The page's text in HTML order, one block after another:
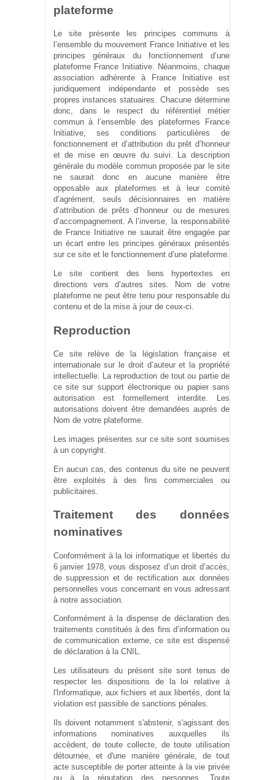
plateforme
Le site présente les principes communs à
l’ensemble du mouvement France Initiative et les
principes généraux du fonctionnement d’une
plateforme France Initiative. Néanmoins, chaque
association adhérente à France Initiative est
juridiquement indépendante et possède ses
propres instances statuaires. Chacune détermine
donc, dans le respect du référentiel métier
commun à l’ensemble des plateformes France
Initiative, ses conditions particulières de
fonctionnement et d’attribution du prêt d’honneur
et de mise en œuvre du suivi. La description
générale du modèle commun proposée par le site
ne saurait donc en aucune manière être
opposable aux plateformes et à leur comité
d’agrément, seuls décisionnaires en matière
d’attribution de prêts d’honneur ou de mesures
d’accompagnement. A l’inverse, la responsabilité
de France Initiative ne saurait être engagée par
un écart entre les principes généraux présentés
sur ce site et le fonctionnement d’une plateforme.
Le site contient des liens hypertextes en
directions vers d’autres sites. Nom de votre
plateforme ne peut être tenu pour responsable du
contenu et de la mise à jour de ceux-ci.
Reproduction
Ce site relève de la législation française et
internationale sur le droit d’auteur et la propriété
intellectuelle. La reproduction de tout ou partie de
ce site sur support électronique ou papier sans
autorisation est formellement interdite. Les
autorisations doivent être demandées auprès de
Nom de votre plateforme.
Les images présentes sur ce site sont soumises
à un copyright.
En aucun cas, des contenus du site ne peuvent
être exploités à des fins commerciales ou
publicitaires.
Traitement des données
nominatives
Conformément à la loi informatique et libertés du
6 janvier 1978, vous disposez d’un droit d’accès,
de suppression et de rectification aux données
personnelles vous concernant en vous adressant
à notre association.
Conformément à la dispense de déclaration des
traitements constitués à des fins d’information ou
de communication externe, ce site est dispensé
de déclaration à la CNIL.
Les utilisateurs du présent site sont tenus de
respecter les dispositions de la loi relative à
l'Informatique, aux fichiers et aux libertés, dont la
violation est passible de sanctions pénales.
Ils doivent notamment s'abstenir, s'agissant des
informations nominatives auxquelles ils
accèdent, de toute collecte, de toute utilisation
détournée, et d'une manière générale, de tout
acte susceptible de porter atteinte à la vie privée
ou à la réputation des personnes. Toute